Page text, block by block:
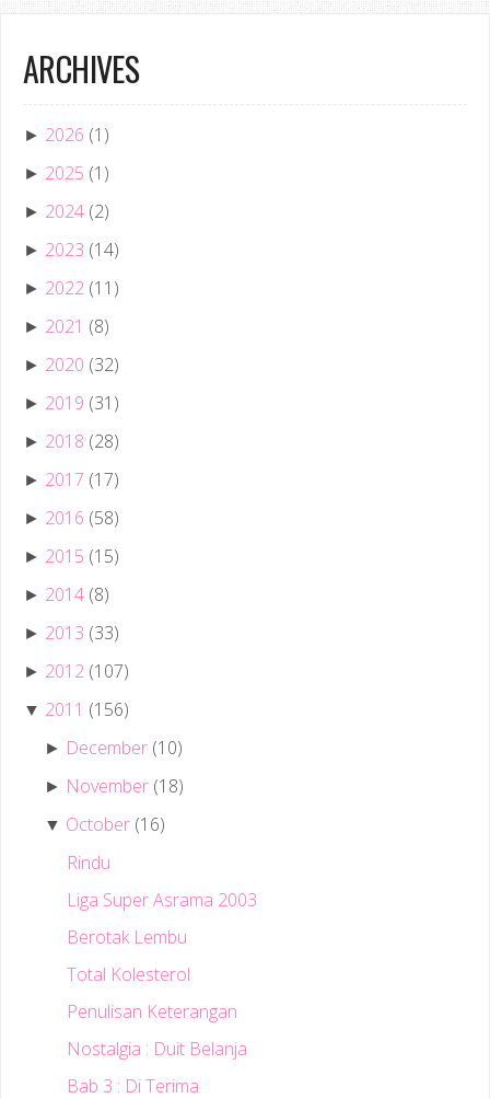
ARCHIVES
► 2026 (1)
► 2025 (1)
► 2024 (2)
► 2023 (14)
► 2022 (11)
► 2021 (8)
► 2020 (32)
► 2019 (31)
► 2018 (28)
► 2017 (17)
► 2016 (58)
► 2015 (15)
► 2014 (8)
► 2013 (33)
► 2012 (107)
▼ 2011 (156)
► December (10)
► November (18)
▼ October (16)
Rindu
Liga Super Asrama 2003
Berotak Lembu
Total Kolesterol
Penulisan Keterangan
Nostalgia : Duit Belanja
Bab 3 : Di Terima